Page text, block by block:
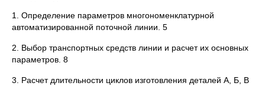
1. Определение параметров многономенклатурной
автоматизированной поточной линии. 5
2. Выбор транспортных средств линии и расчет их основных
параметров. 8
3. Расчет длительности циклов изготовления деталей А, Б, В